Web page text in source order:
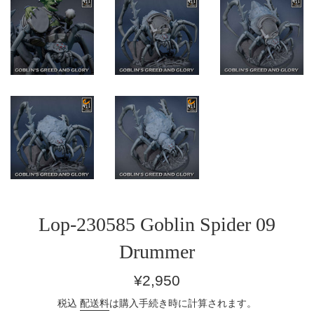
Lop-230585 Goblin Spider 09
Drummer
通
価
¥2,950
税込 配送料は購入手続き時に計算されます。